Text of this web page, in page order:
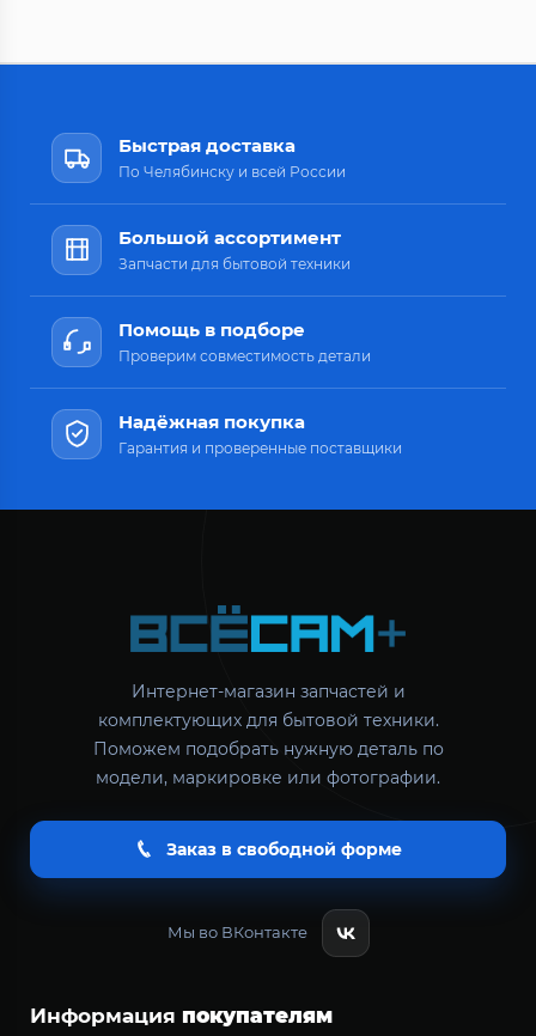
Быстрая доставка
По Челябинску и всей России
Большой ассортимент
Запчасти для бытовой техники
Помощь в подборе
Проверим совместимость детали
Надёжная покупка
Гарантия и проверенные поставщики
Интернет-магазин запчастей и
комплектующих для бытовой техники.
Поможем подобрать нужную деталь по
модели, маркировке или фотографии.
Заказ в свободной форме
Мы во ВКонтакте
Информация покупателям